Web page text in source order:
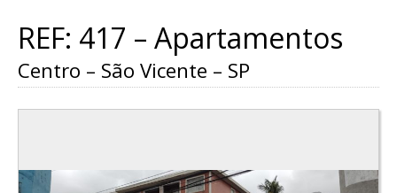
REF: 417 – Apartamentos
Centro – São Vicente – SP